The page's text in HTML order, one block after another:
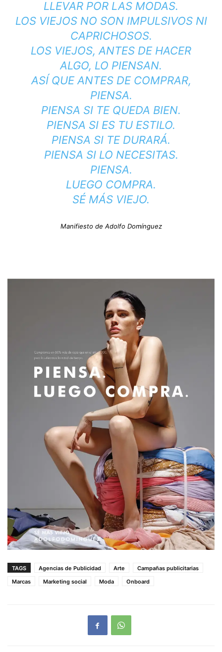
LLEVAR POR LAS MODAS.
LOS VIEJOS NO SON IMPULSIVOS NI
CAPRICHOSOS.
LOS VIEJOS, ANTES DE HACER
ALGO, LO PIENSAN.
ASÍ QUE ANTES DE COMPRAR,
PIENSA.
PIENSA SI TE QUEDA BIEN.
PIENSA SI ES TU ESTILO.
PIENSA SI TE DURARÁ.
PIENSA SI LO NECESITAS.
PIENSA.
LUEGO COMPRA.
SÉ MÁS VIEJO.
Manifiesto de Adolfo Domínguez
TAGS Agencias de Publicidad Arte
Campañas publicitarias
Marcas
Marketing social Moda Onboard